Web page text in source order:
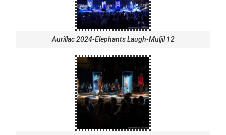
Aurillac 2024-Elephants Laugh-Muljil 12